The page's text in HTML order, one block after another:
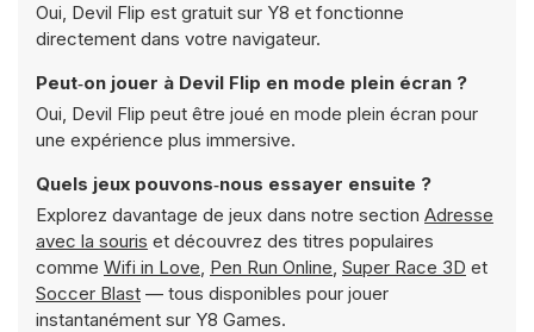
Oui, Devil Flip est gratuit sur Y8 et fonctionne
directement dans votre navigateur.
Peut‑on jouer à Devil Flip en mode plein écran ?
Oui, Devil Flip peut être joué en mode plein écran pour
une expérience plus immersive.
Quels jeux pouvons‑nous essayer ensuite ?
Explorez davantage de jeux dans notre section Adresse
avec la souris et découvrez des titres populaires
comme Wifi in Love, Pen Run Online, Super Race 3D et
Soccer Blast — tous disponibles pour jouer
instantanément sur Y8 Games.